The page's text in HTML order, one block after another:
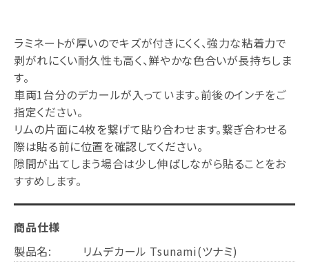
ラミネートが厚いのでキズが付きにくく、強力な粘着力で
剥がれにくい耐久性も高く、鮮やかな色合いが長持ちしま
す。
車両1台分のデカールが入っています。前後のインチをご
指定ください。
リムの片面に4枚を繋げて貼り合わせます。繋ぎ合わせる
際は貼る前に位置を確認してください。
隙間が出てしまう場合は少し伸ばしながら貼ることをお
すすめします。
商品仕様
製品名:
リムデカール Tsunami(ツナミ)